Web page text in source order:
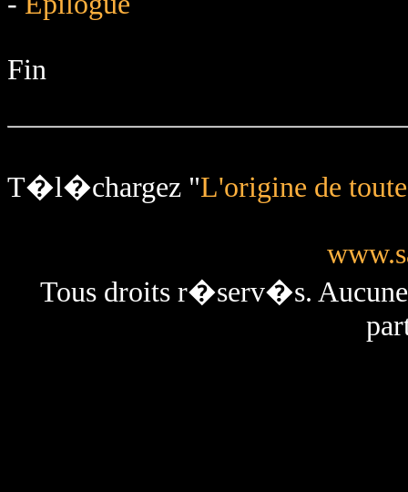
Fin
T�l�chargez "L'origine de
Tous droits r�serv�s.